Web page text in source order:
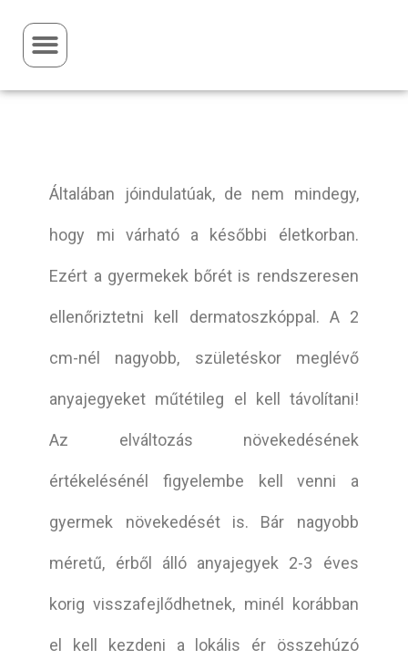
Általában jóindulatúak, de nem mindegy,
hogy mi várható a későbbi életkorban.
Ezért a gyermekek bőrét is rendszeresen
ellenőriztetni kell dermatoszkóppal. A 2
cm-nél nagyobb, születéskor meglévő
anyajegyeket műtétileg el kell távolítani!
Az elváltozás növekedésének
értékelésénél figyelembe kell venni a
gyermek növekedését is. Bár nagyobb
méretű, érből álló anyajegyek 2-3 éves
korig visszafejlődhetnek, minél korábban
el kell kezdeni a lokális ér összehúzó